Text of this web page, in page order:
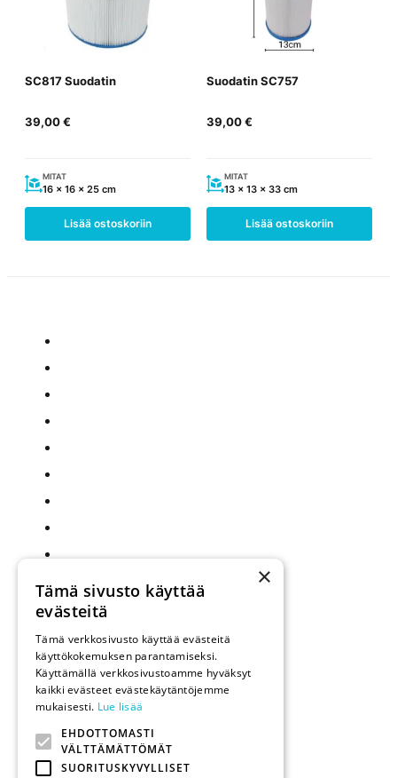
SC817 Suodatin
39,00€
MITAT
16 x 16 x 25 cm
Lisää ostoskoriin
Suodatin SC757
39,00€
MITAT
13 x 13 x 33 cm
Lisää ostoskoriin
×
Tämä sivusto käyttää
evästeitä
Tämä verkkosivusto käyttää evästeitä
käyttökokemuksen parantamiseksi.
Käyttämällä verkkosivustoamme hyväksyt
kaikki evästeet evästekäytäntöjemme
mukaisesti. Lue lisää
EHDOTTOMASTI
VÄLTTÄMÄTTÖMÄT
SUORITUSKYVYLLISET